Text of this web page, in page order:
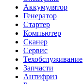
Аккумулятор
Генератор
Стартер
Компьютер
Сканер
Сервис
Техобслуживание
Запчасти
Антифриз